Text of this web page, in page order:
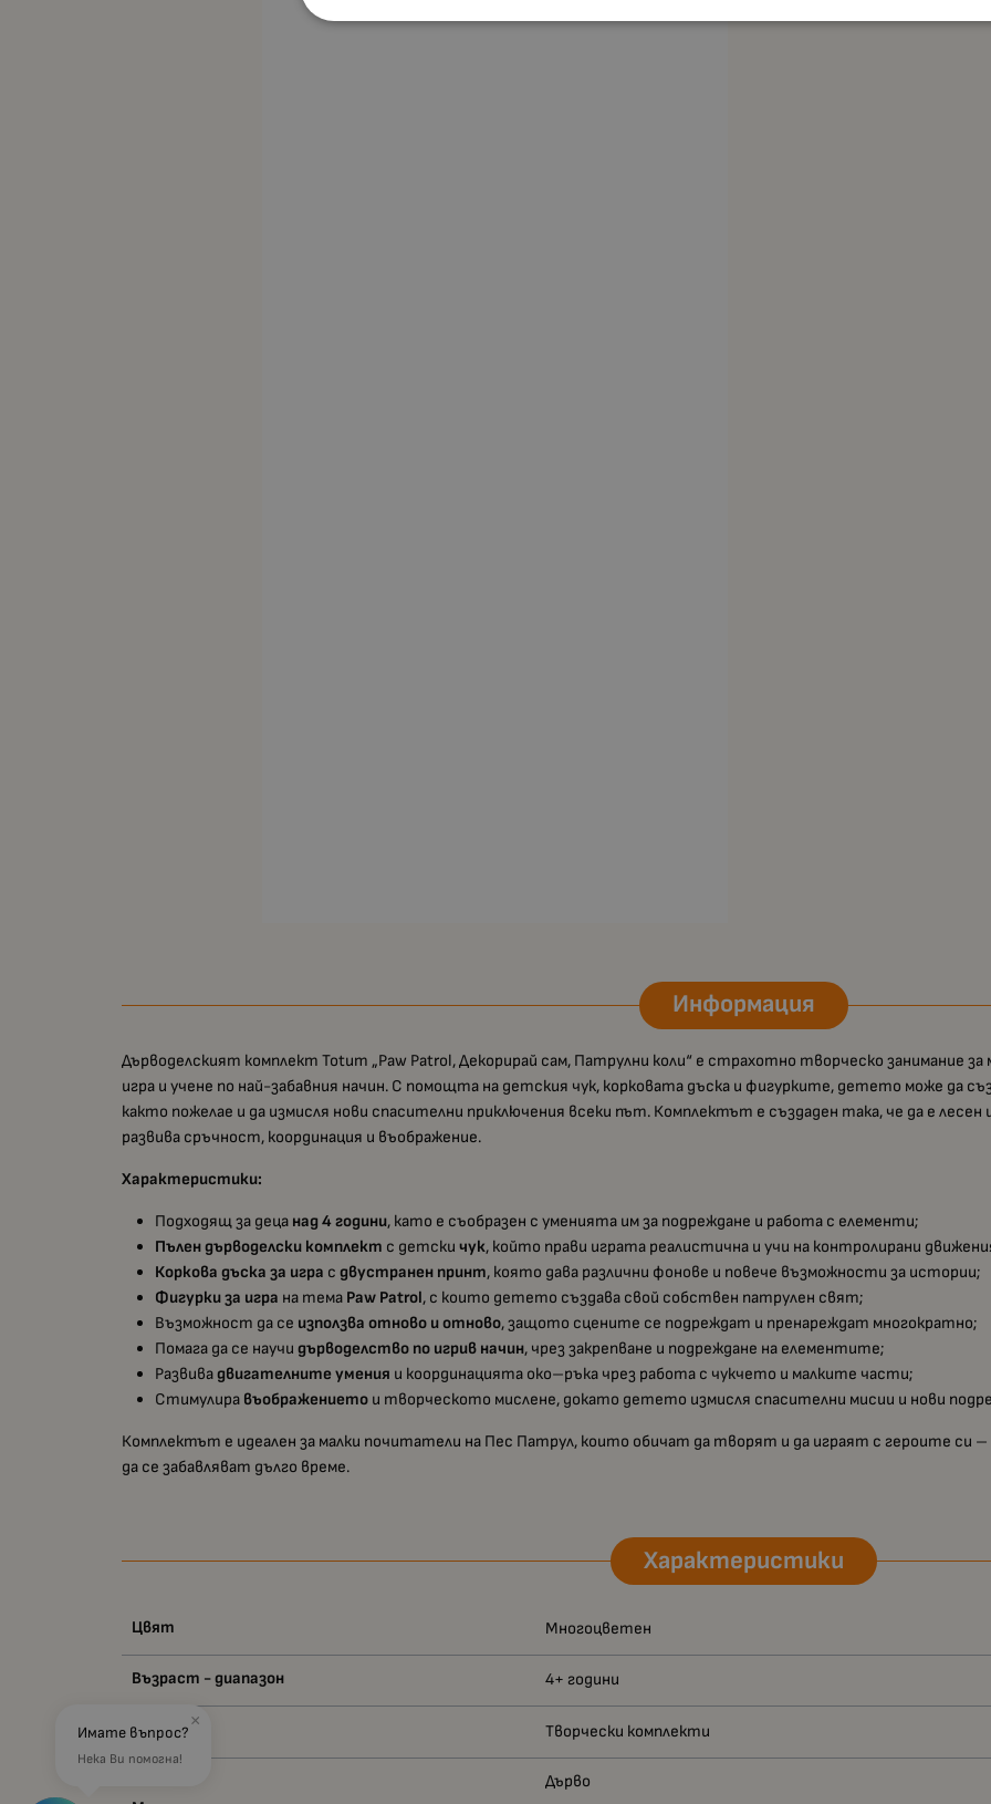
Информация
Дърводелският комплект Totum „Paw Patrol, Декорирай сам, Патрулни коли“ е страхотно творческо занимание
игра и учене по най-забавния начин. С помощта на детския чук, корковата дъска и фигурките, детето може да
както пожелае и да измисля нови спасителни приключения всеки път. Комплектът е създаден така, че да е лесен
развива сръчност, координация и въображение.
Характеристики:
Подходящ за деца над 4 години, като е съобразен с уменията им за подреждане и работа с елементи;
Пълен дърводелски комплект с детскичук, който прави играта реалистична и учи на контролирани
Коркова дъска за игра сдвустранен принт, която дава различни фонове и повече възможности за истории;
Фигурки за игра на тема Paw Patrol, с които детето създава свой собствен патрулен свят;
Възможност да се използва отново и отново, защото сцените се подреждат и пренареждат многократно;
Помага да се научидърводелство по игрив начин, чрез закрепване и подреждане на елементите;
Развивадвигателните умения и координацията око–ръка чрез работа с чукчето и малките части;
Стимулира въображението и творческото мислене, докато детето измисля спасителни мисии и нови
Комплектът е идеален за малки почитатели на Пес Патрул, които обичат да творят и да играят с героите си –
да се забавляват дълго време.
Характеристики
Цвят Многоцветен
Възраст - диапазон 4+ години
Вид Творчески комплекти
Дърво
×
Имате въпрос?
Нека Ви помогна!